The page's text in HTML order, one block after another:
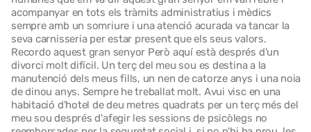
acompanyar en tots els tràmits administratius i mèdics
sempre amb un somriure i una atenció acurada va tancar la
seva carnisseria per estar present que els seus valors.
Recordo aquest gran senyor Però aquí està després d'un
divorci molt difícil. Un terç del meu sou es destina a la
manutenció dels meus fills, un nen de catorze anys i una noia
de dinou anys. Sempre he treballat molt. Avui visc en una
habitació d'hotel de deu metres quadrats per un terç més del
meu sou després d'afegir les sessions de psicòlegs no